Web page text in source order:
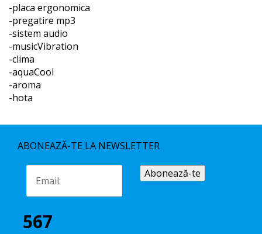
-placa ergonomica
-pregatire mp3
-sistem audio
-musicVibration
-clima
-aquaCool
-aroma
-hota
ABONEAZĂ-TE LA NEWSLETTER
567